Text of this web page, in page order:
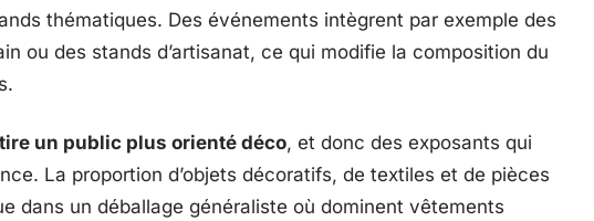
thématiques. Des événements intègrent par exemple des
ou des stands d’artisanat, ce qui modifie la composition du
un public plus orienté déco, et donc des exposants qui
La proportion d’objets décoratifs, de textiles et de pièces
dans un déballage généraliste où dominent vêtements